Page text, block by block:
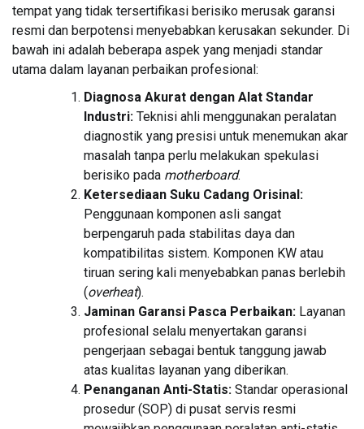
tempat yang tidak tersertifikasi berisiko merusak garansi
resmi dan berpotensi menyebabkan kerusakan sekunder. Di
bawah ini adalah beberapa aspek yang menjadi standar
utama dalam layanan perbaikan profesional:
Diagnosa Akurat dengan Alat Standar
Industri: Teknisi ahli menggunakan peralatan
diagnostik yang presisi untuk menemukan akar
masalah tanpa perlu melakukan spekulasi
berisiko pada motherboard.
Ketersediaan Suku Cadang Orisinal:
Penggunaan komponen asli sangat
berpengaruh pada stabilitas daya dan
kompatibilitas sistem. Komponen KW atau
tiruan sering kali menyebabkan panas berlebih
(overheat).
Jaminan Garansi Pasca Perbaikan: Layanan
profesional selalu menyertakan garansi
pengerjaan sebagai bentuk tanggung jawab
atas kualitas layanan yang diberikan.
Penanganan Anti-Statis: Standar operasional
prosedur (SOP) di pusat servis resmi